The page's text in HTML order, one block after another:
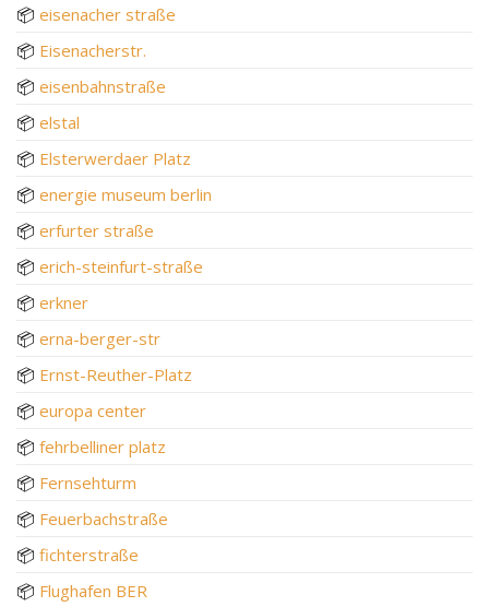
📦 eisenacher straße
📦 Eisenacherstr.
📦 eisenbahnstraße
📦 elstal
📦 Elsterwerdaer Platz
📦 energie museum berlin
📦 erfurter straße
📦 erich-steinfurt-straße
📦 erkner
📦 erna-berger-str
📦 Ernst-Reuther-Platz
📦 europa center
📦 fehrbelliner platz
📦 Fernsehturm
📦 Feuerbachstraße
📦 fichterstraße
📦 Flughafen BER